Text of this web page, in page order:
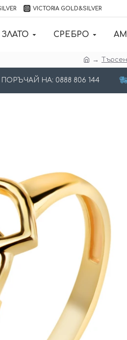
VICTORIA GOLD&SILVER
ЗЛАТО СРЕБРО
ПОРЪЧАЙ НА: 0888 806 144